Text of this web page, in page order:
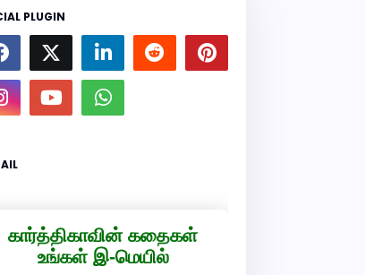
PLUGIN
கார்த்திகாவின் கதைகள்
உங்கள் இ-மெயில்